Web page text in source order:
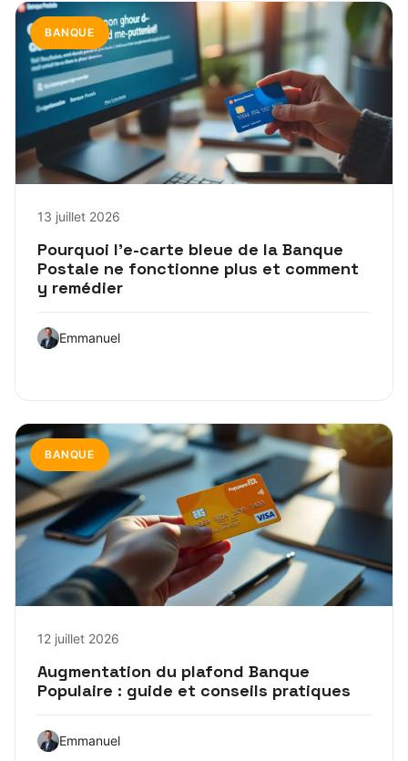
BANQUE
13 juillet 2026
Pourquoi l’e-carte bleue de la Banque
Postale ne fonctionne plus et comment
y remédier
Emmanuel
BANQUE
12 juillet 2026
Augmentation du plafond Banque
Populaire : guide et conseils pratiques
Emmanuel